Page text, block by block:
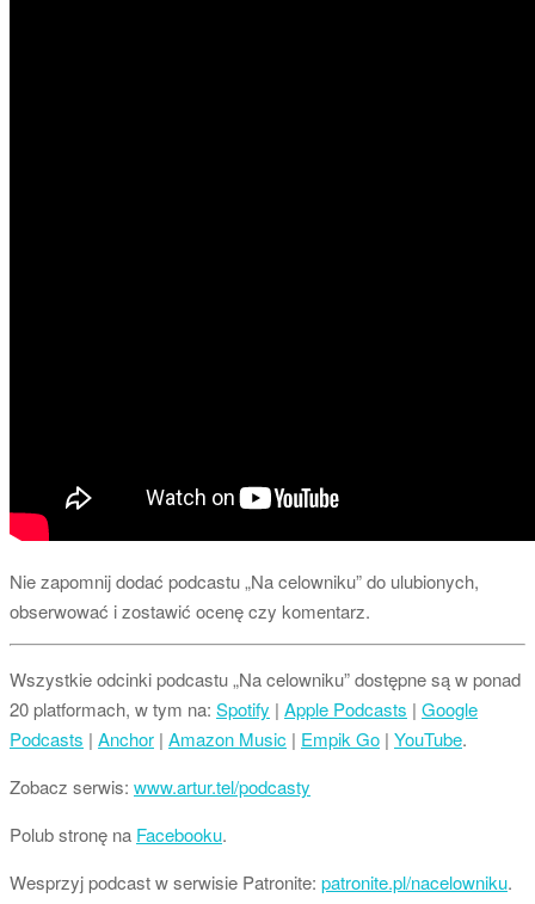
Nie zapomnij dodać podcastu „Na celowniku” do ulubionych,
obserwować i zostawić ocenę czy komentarz.
Wszystkie odcinki podcastu „Na celowniku” dostępne są w ponad
20 platformach, w tym na: Spotify | Apple Podcasts | Google
Podcasts | Anchor | Amazon Music | Empik Go | YouTube.
Zobacz serwis: www.artur.tel/podcasty
Polub stronę na Facebooku.
Wesprzyj podcast w serwisie Patronite: patronite.pl/nacelowniku.